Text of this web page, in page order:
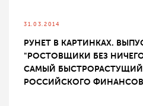
31.03.2014
РУНЕТ В КАРТИНКАХ.
"РОСТОВЩИКИ БЕЗ
САМЫЙ БЫСТРОРАСТУЩИЙ
РОССИЙСКОГО